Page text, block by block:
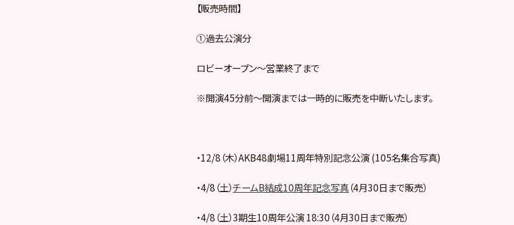
【販売時間】
①過去公演分
ロビーオープン～営業終了まで
※開演45分前～開演までは一時的に販売を中断いたします。
・12/8（木）AKB48劇場11周年特別記念公演 (105名集合写真)
・4/8（土）チームB結成10周年記念写真（4月30日まで販売）
・4/8（土）3期生10周年公演 18:30（4月30日まで販売）